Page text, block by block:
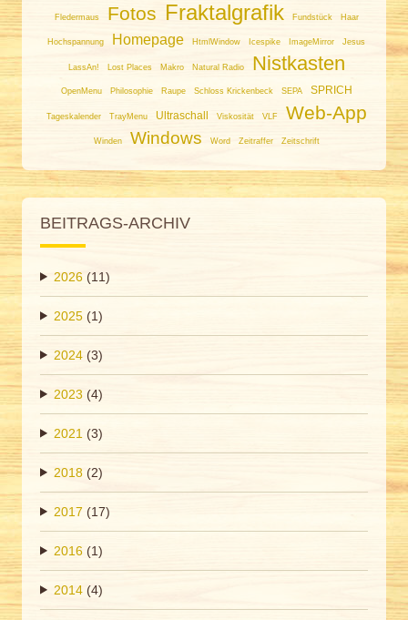
Fledermaus Fotos Fraktalgrafik Fundstück Haar
Hochspannung Homepage HtmlWindow Icespike ImageMirror Jesus
LassAn! Lost Places Makro Natural Radio Nistkasten
OpenMenu Philosophie Raupe Schloss Krickenbeck SEPA SPRICH
Tageskalender TrayMenu Ultraschall Viskosität VLF Web-App
Winden Windows Word Zeitraffer Zeitschrift
BEITRAGS-ARCHIV
2026 (11)
2025 (1)
2024 (3)
2023 (4)
2021 (3)
2018 (2)
2017 (17)
2016 (1)
2014 (4)